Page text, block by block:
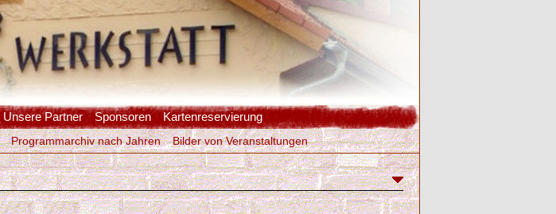
Unsere Partner Sponsoren Kartenreservierung
Programmarchiv nach Jahren Bilder von Veranstaltungen